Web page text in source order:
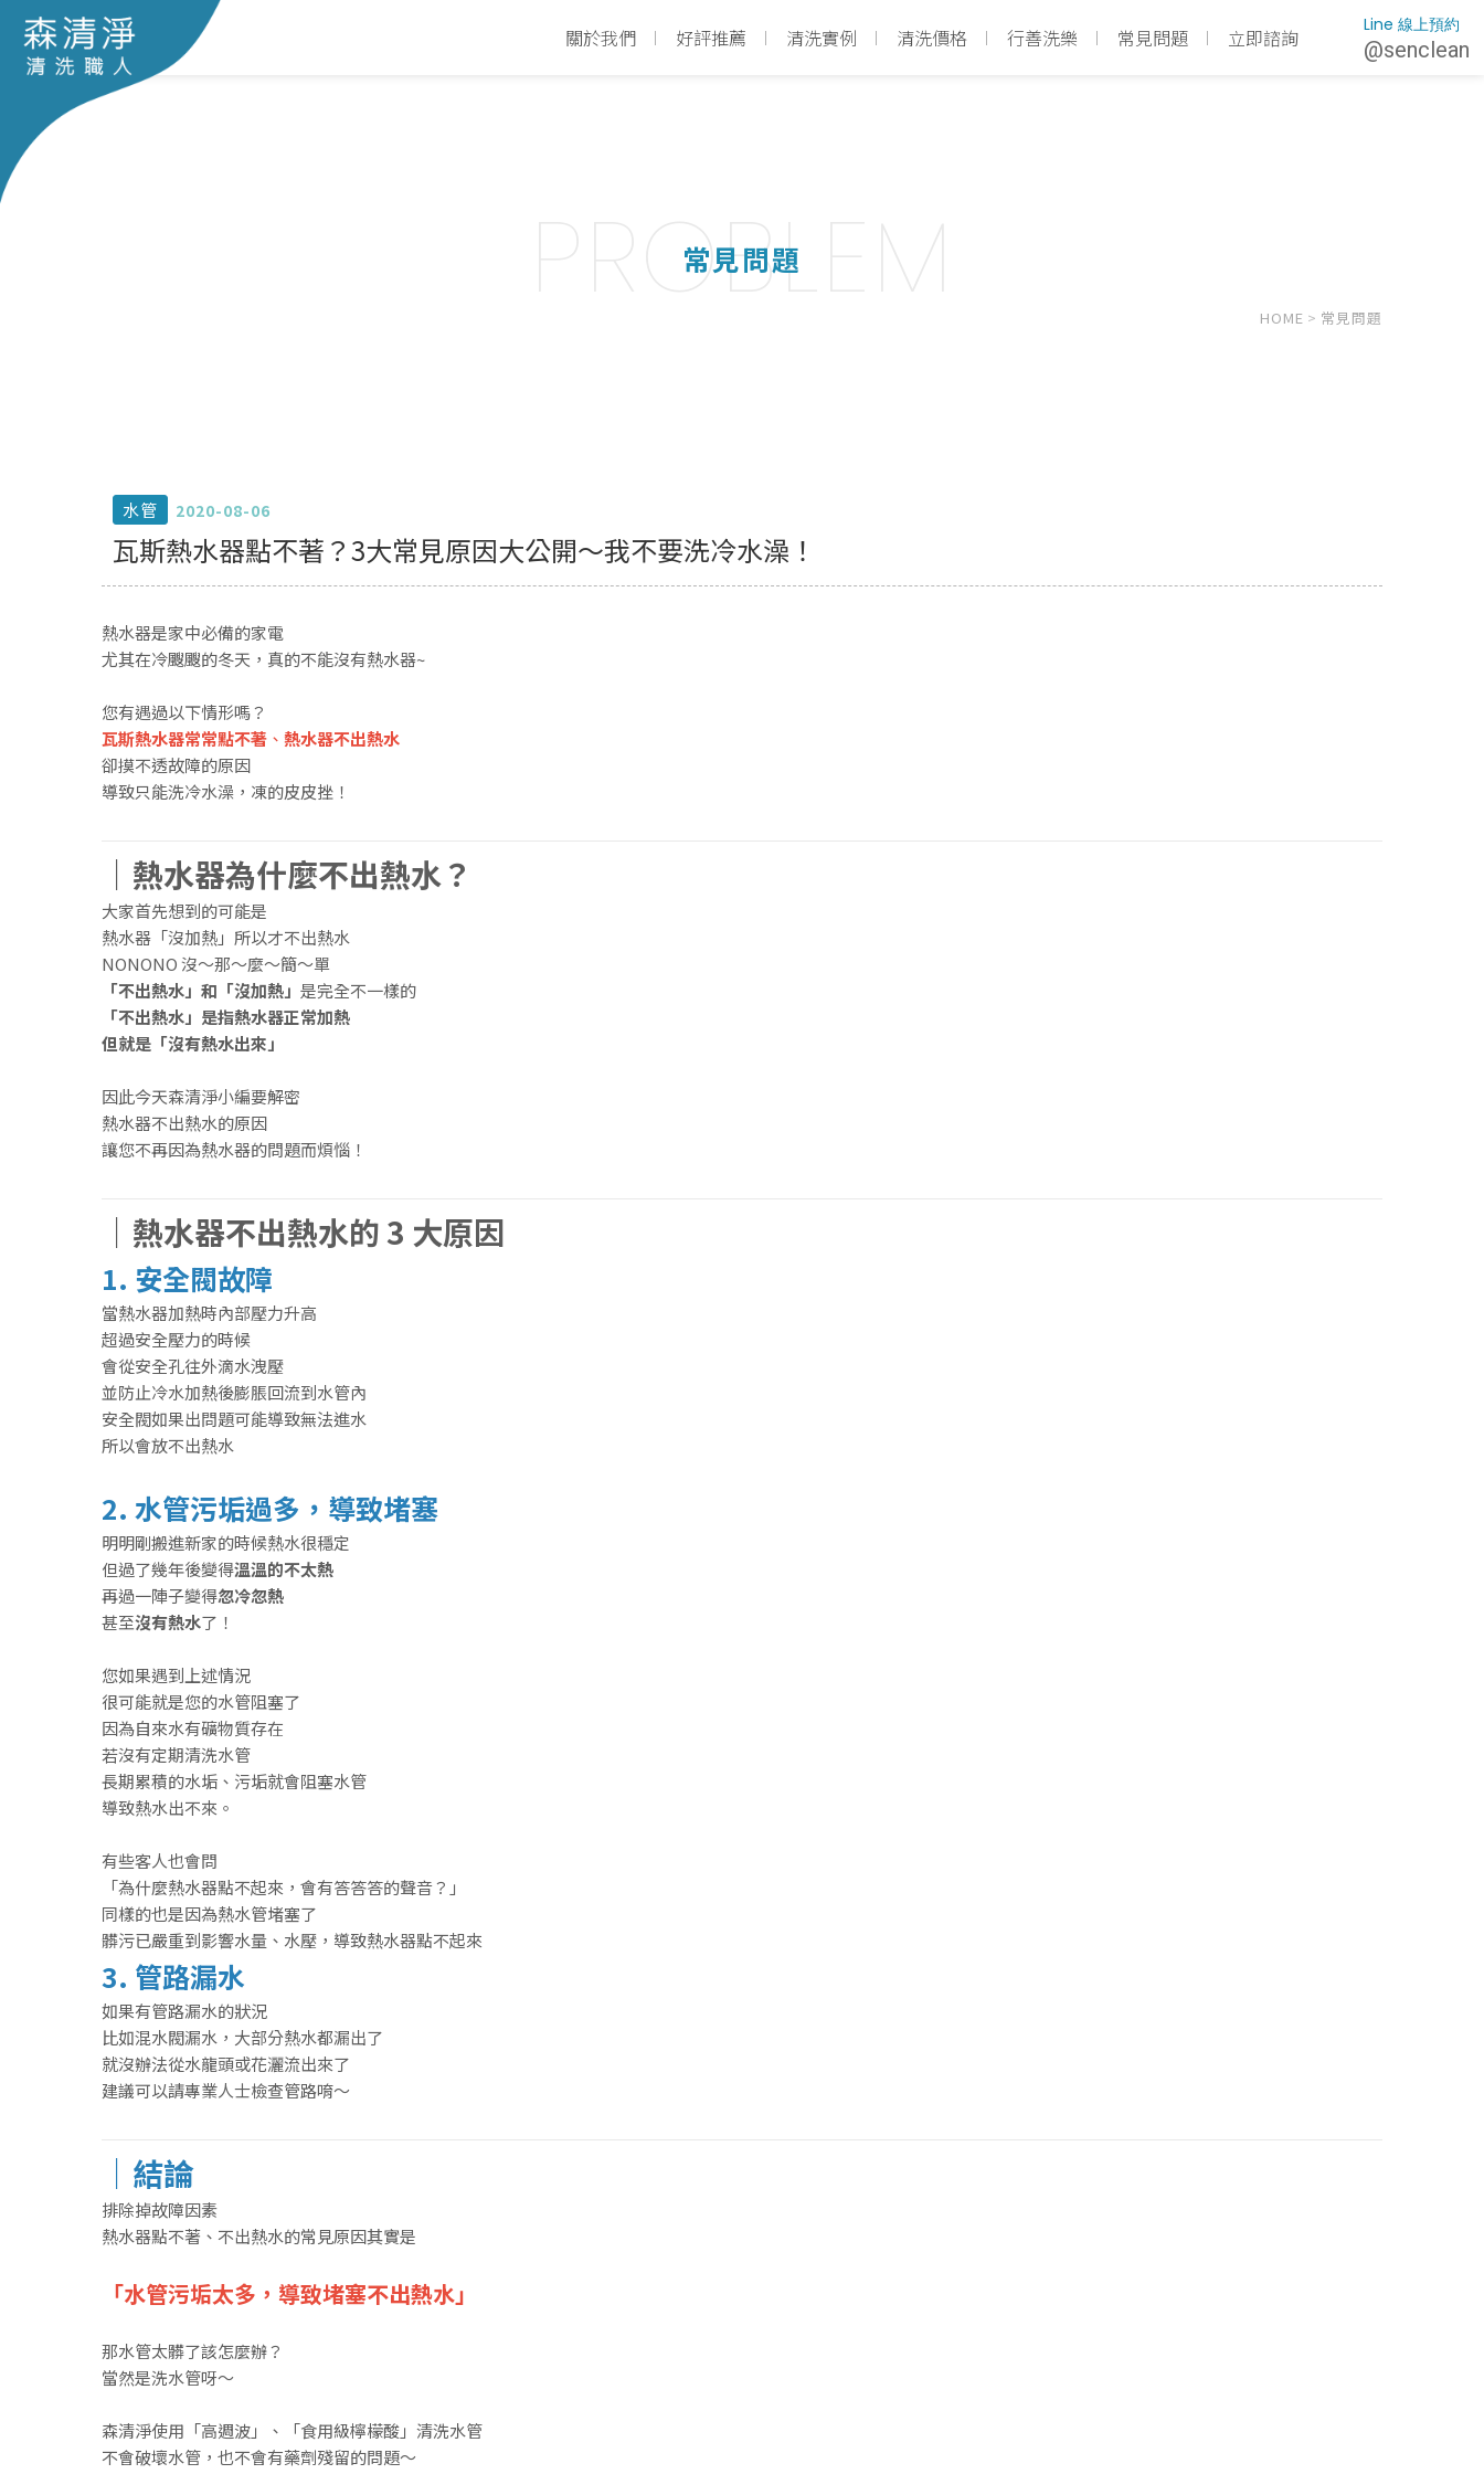
關於我們 好評推薦 清洗實例 清洗價格 行善洗樂 常見問題 立即諮詢
Line 線上預約
@senclean
PROBLEM
常見問題
HOME > 常見問題
水管 2020-08-06
瓦斯熱水器點不著？3大常見原因大公開～我不要洗冷水澡！
熱水器是家中必備的家電
尤其在冷颼颼的冬天，真的不能沒有熱水器~
您有遇過以下情形嗎？
瓦斯熱水器常常點不著 、 熱水器不出熱水
卻摸不透故障的原因
導致只能洗冷水澡，凍的皮皮挫！
｜熱水器為什麼不出熱水？
大家首先想到的可能是
熱水器「沒加熱」所以才不出熱水
NONONO 沒～那～麼～簡～單
「不出熱水」和「沒加熱」 是完全不一樣的
「不出熱水」是指熱水器正常加熱
但就是「沒有熱水出來」
因此今天森清淨小編要解密
熱水器不出熱水的原因
讓您不再因為熱水器的問題而煩惱！
｜熱水器不出熱水的 3 大原因
1. 安全閥故障
當熱水器加熱時內部壓力升高
超過安全壓力的時候
會從安全孔往外滴水洩壓
並防止冷水加熱後膨脹回流到水管內
安全閥如果出問題可能導致無法進水
所以會放不出熱水
2. 水管污垢過多，導致堵塞
明明剛搬進新家的時候熱水很穩定
但過了幾年後變得溫溫的不太熱
再過一陣子變得忽冷忽熱
甚至沒有熱水了！
您如果遇到上述情況
很可能就是您的水管阻塞了
因為自來水有礦物質存在
若沒有定期清洗水管
長期累積的水垢、污垢就會阻塞水管
導致熱水出不來。
有些客人也會問
「為什麼熱水器點不起來，會有答答答的聲音？」
同樣的也是因為熱水管堵塞了
髒污已嚴重到影響水量、水壓，導致熱水器點不起來
3. 管路漏水
如果有管路漏水的狀況
比如混水閥漏水，大部分熱水都漏出了
就沒辦法從水龍頭或花灑流出來了
建議可以請專業人士檢查管路唷～
｜結論
排除掉故障因素
熱水器點不著、不出熱水的常見原因其實是
「水管污垢太多，導致堵塞不出熱水」
那水管太髒了該怎麼辦？
當然是洗水管呀～
森清淨使用「高週波」、「食用級檸檬酸」清洗水管
不會破壞水管，也不會有藥劑殘留的問題～